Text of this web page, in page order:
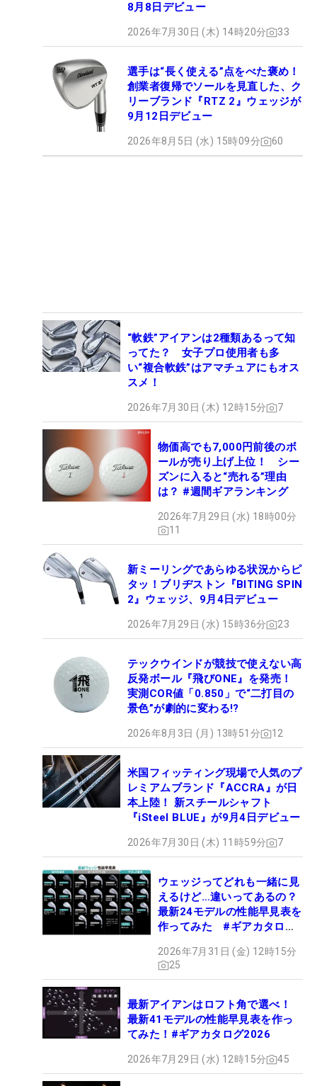
8月8日デビュー
2026年7月30日 (木) 14時20分 33
選手は“長く使える”点をべた褒め！
創業者復帰でソールを見直した、ク
リーブランド『RTZ 2』ウェッジが
9月12日デビュー
2026年8月5日 (水) 15時09分 60
“軟鉄”アイアンは2種類あるって知
ってた？ 女子プロ使用者も多
い“複合軟鉄”はアマチュアにもオス
スメ！
2026年7月30日 (木) 12時15分 7
物価高でも7,000円前後のボ
ールが売り上げ上位！ シー
ズンに入ると“売れる”理由
は？ #週間ギアランキング
2026年7月29日 (水) 18時00分
11
新ミーリングであらゆる状況からピ
タッ！ブリヂストン『BITING SPIN
2』ウェッジ、9月4日デビュー
2026年7月29日 (水) 15時36分 23
テックウインドが競技で使えない高
反発ボール『飛びONE』を発売！
実測COR値「0.850」で“二打目の
景色”が劇的に変わる!?
2026年8月3日 (月) 13時51分 12
米国フィッティング現場で人気のプ
レミアムブランド『ACCRA』が日
本上陸！ 新スチールシャフト
『iSteel BLUE』が9月4日デビュー
2026年7月30日 (木) 11時59分 7
ウェッジってどれも一緒に見
えるけど…違いってあるの？
最新24モデルの性能早見表を
作ってみた #ギアカタログ
2026年7月31日 (金) 12時15分
25
最新アイアンはロフト角で選べ！
最新41モデルの性能早見表を作っ
てみた！#ギアカタログ2026
2026年7月29日 (水) 12時15分 45